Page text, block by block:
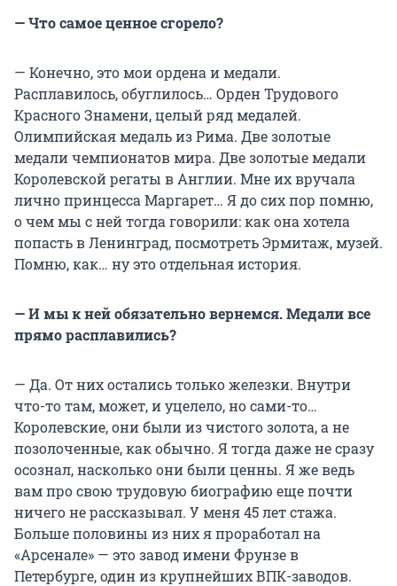
— Что самое ценное сгорело?
— Конечно, это мои ордена и медали.
Расплавилось, обуглилось… Орден Трудового
Красного Знамени, целый ряд медалей.
Олимпийская медаль из Рима. Две золотые
медали чемпионатов мира. Две золотые медали
Королевской регаты в Англии. Мне их вручала
лично принцесса Маргарет… Я до сих пор помню,
о чем мы с ней тогда говорили: как она хотела
попасть в Ленинград, посмотреть Эрмитаж, музей.
Помню, как… ну это отдельная история.
— И мы к ней обязательно вернемся. Медали все
прямо расплавились?
— Да. От них остались только железки. Внутри
что-то там, может, и уцелело, но сами-то…
Королевские, они были из чистого золота, а не
позолоченные, как обычно. Я тогда даже не сразу
осознал, насколько они были ценны. Я же ведь
вам про свою трудовую биографию еще почти
ничего не рассказывал. У меня 45 лет стажа.
Больше половины из них я проработал на
«Арсенале» — это завод имени Фрунзе в
Петербурге, один из крупнейших ВПК-заводов.